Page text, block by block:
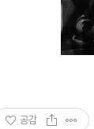
공감